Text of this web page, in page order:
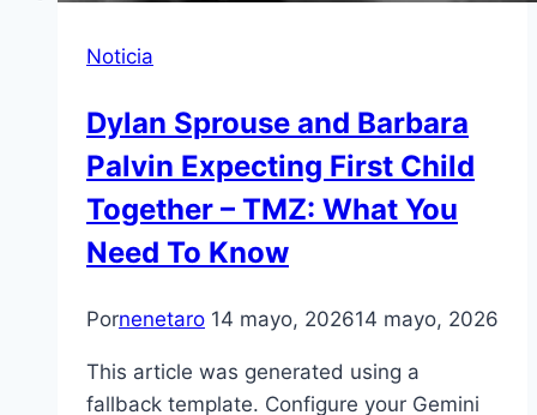
Noticia
Dylan Sprouse and Barbara
Palvin Expecting First Child
Together – TMZ: What You
Need To Know
Pornenetaro 14 mayo, 202614 mayo, 2026
This article was generated using a
fallback template. Configure your Gemini